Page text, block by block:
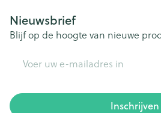
Nieuwsbrief
Blijf op de hoogte van nieuwe
Inschrijven